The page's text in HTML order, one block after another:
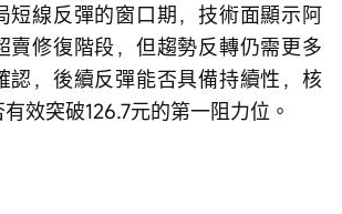
短線反彈的窗口期，技術面顯示阿
賣修復階段，但趨勢反轉仍需更多
認，後續反彈能否具備持續性，核
效突破126.7元的第一阻力位。